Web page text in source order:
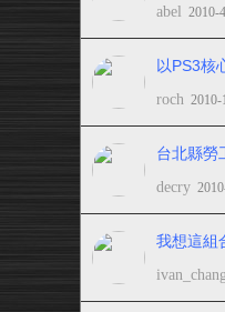
abel 2010-
以PS3核
roch 2010-
台北縣勞
decry
我想這組
ivan_chang